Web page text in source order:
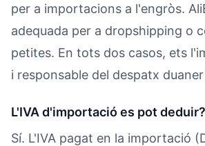
per a importacions a l'engròs.
adequada per a dropshipping o
petites. En tots dos casos, ets
i responsable del despatx
L'IVA d'importació es pot deduir?
Sí. L'IVA pagat en la importació